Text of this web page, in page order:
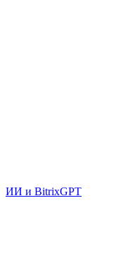
ИИ и BitrixGPT